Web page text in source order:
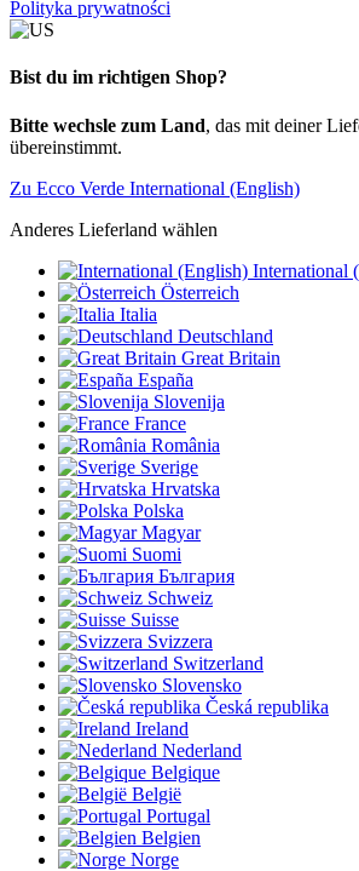
Polityka prywatności
Bist du im richtigen Shop?
Bitte wechsle zum Land, das mit deiner
übereinstimmt.
Zu Ecco Verde International (English)
Anderes Lieferland wählen
International
Österreich
Italia
Deutschland
Great Britain
España
Slovenija
France
România
Sverige
Hrvatska
Polska
Magyar
Suomi
България
Schweiz
Suisse
Svizzera
Switzerland
Slovensko
Česká republika
Ireland
Nederland
Belgique
België
Portugal
Belgien
Norge